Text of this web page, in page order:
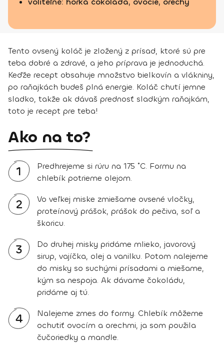
Tento ovsený koláč je zložený z prísad, ktoré sú pre
teba dobré a zdravé, a jeho príprava je jednoduchá.
Keďže recept obsahuje množstvo bielkovín a vlákniny,
po raňajkách budeš plná energie. Koláč chutí jemne
sladko, takže ak dávaš prednosť sladkým raňajkám,
toto je recept pre teba!
Ako na to?
1
Predhrejeme si rúru na 175 ˚C. Formu na
chlebík potrieme olejom.
2
Vo veľkej miske zmiešame ovsené vločky,
proteínový prášok, prášok do pečiva, soľ a
škoricu.
3
Do druhej misky pridáme mlieko, javorový
sirup, vajíčka, olej a vanilku. Potom nalejeme
do misky so suchými prísadami a miešame,
kým sa nespoja. Ak dávame čokoládu,
pridáme aj tú.
4
Nalejeme zmes do formy. Chlebík môžeme
ochutiť ovocím a orechmi, ja som použila
čučoriedky a mandle.